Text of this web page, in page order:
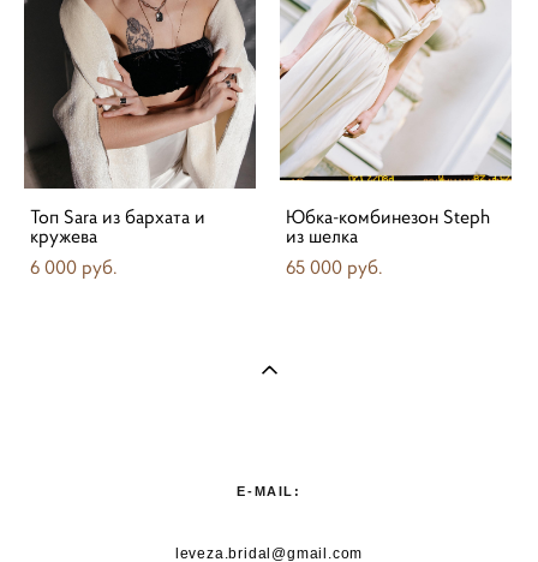
Топ Sara из бархата и
кружева
6 000 pуб.
Юбка-комбинезон Steph
из шелка
65 000 pуб.
E-MAIL:
leveza.bridal@gmail.com